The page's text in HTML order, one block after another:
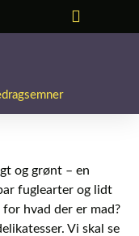
og grønt – en
fuglearter og lidt
hvad der er mad?
Vi skal se